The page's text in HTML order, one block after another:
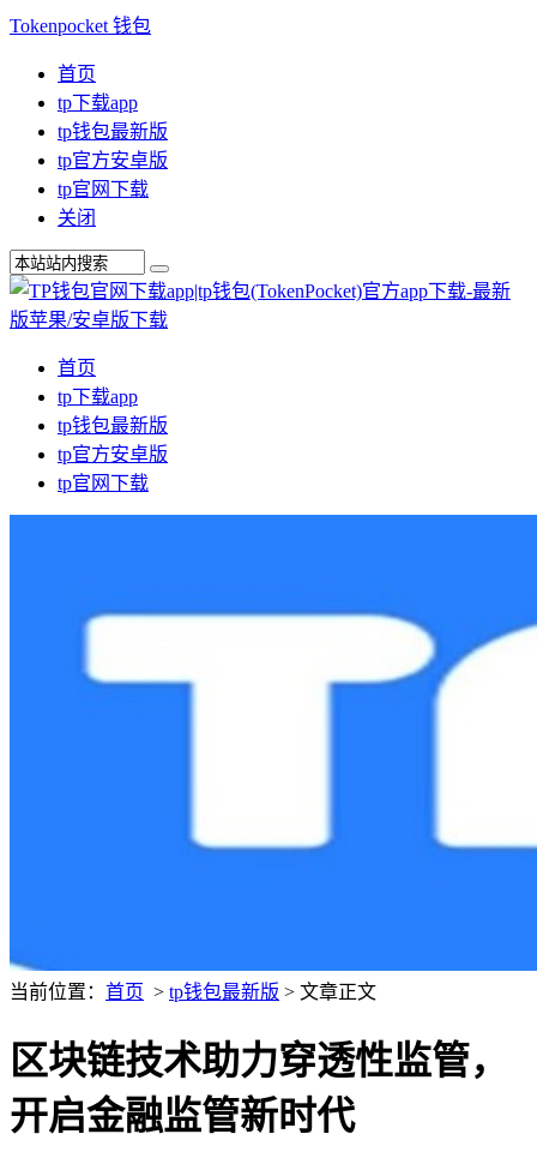
Tokenpocket 钱包
首页
tp下载app
tp钱包最新版
tp官方安卓版
tp官网下载
关闭
首页
tp下载app
tp钱包最新版
tp官方安卓版
tp官网下载
当前位置： 首页 > tp钱包最新版 > 文章正文
区块链技术助力穿透性监管，
开启金融监管新时代